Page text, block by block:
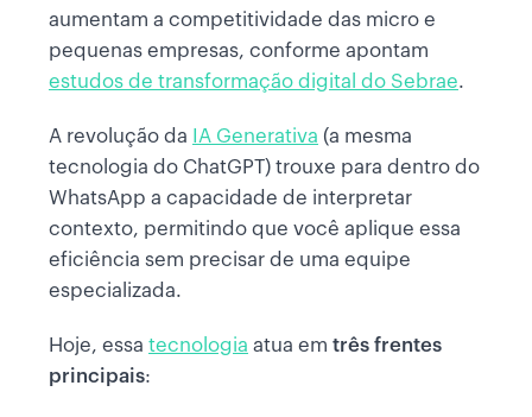
aumentam a competitividade das micro e
pequenas empresas, conforme apontam
estudos de transformação digital do Sebrae.
A revolução da IA Generativa (a mesma
tecnologia do ChatGPT) trouxe para dentro do
WhatsApp a capacidade de interpretar
contexto, permitindo que você aplique essa
eficiência sem precisar de uma equipe
especializada.
Hoje, essa tecnologia atua em três frentes
principais: